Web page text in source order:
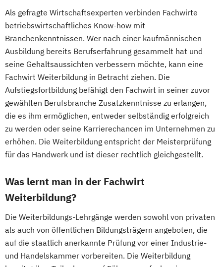
Master of Finance The Frankfurt MBA
Als gefragte Wirtschaftsexperten verbinden Fachwirte
betriebswirtschaftliches Know-how mit
Branchenkenntnissen. Wer nach einer kaufmännischen
Ausbildung bereits Berufserfahrung gesammelt hat und
seine Gehaltsaussichten verbessern möchte, kann eine
Fachwirt Weiterbildung in Betracht ziehen. Die
Aufstiegsfortbildung befähigt den Fachwirt in seiner zuvor
gewählten Berufsbranche Zusatzkenntnisse zu erlangen,
die es ihm ermöglichen, entweder selbständig erfolgreich
zu werden oder seine Karrierechancen im Unternehmen zu
erhöhen. Die Weiterbildung entspricht der Meisterprüfung
für das Handwerk und ist dieser rechtlich gleichgestellt.
Was lernt man in der Fachwirt
Weiterbildung?
Die Weiterbildungs-Lehrgänge werden sowohl von privaten
als auch von öffentlichen Bildungsträgern angeboten, die
auf die staatlich anerkannte Prüfung vor einer Industrie-
und Handelskammer vorbereiten. Die Weiterbildung